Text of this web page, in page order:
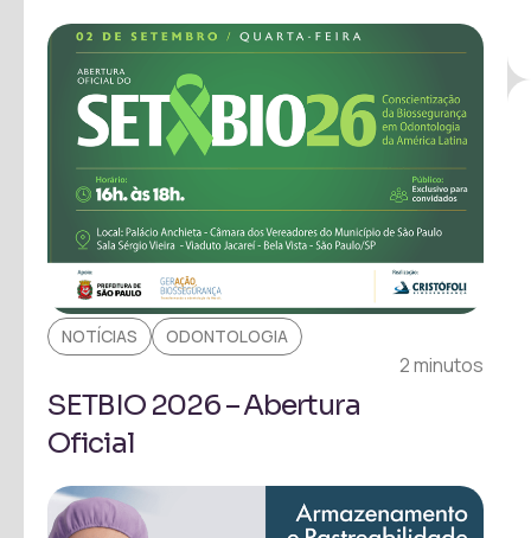
NOTÍCIAS ODONTOLOGIA
2 minutos
SETBIO 2026 – Abertura
Oficial